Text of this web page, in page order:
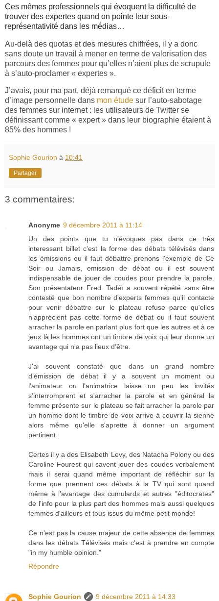
Ces mêmes professionnels qui évoquent la difficulté de
trouver des expertes quand on pointe leur sous-
représentativité dans les médias…
Au-delà des quotas et des mesures chiffrées, il y a donc
sans doute un travail à mener en terme de valorisation des
parcours des femmes pour qu’elles n’aient plus de scrupule
à s’auto-proclamer « expertes ».
J’avais, pour ma part, déjà remarqué ce déficit en terme
d’image personnelle dans mon étude sur l’auto-sabotage
des femmes sur internet : les utilisateurs de Twitter se
définissant comme « expert » dans leur biographie étaient à
85% des hommes !
Sophie Gourion à 10:41
Partager
3 commentaires:
Anonyme 9 décembre 2011 à 11:14
Un des points que tu n'évoques pas dans ce très
interessant billet c'est la forme des débats télévisés dans
les émissions ou il faut débattre prenons l'exemple de Ce
Soir ou Jamais, emission de débat ou il est souvent
indispensable de jouer de coudes pour prendre la parole.
Son présentateur Fred. Tadéï a souvent répété sans être
contesté que bon nombre d'experts femmes qu'il contacte
pour venir débattre sur le plateau refuse parce qu'elles
n’apprécient pas cette forme de débat ou il faut souvent
arracher la parole en parlant plus fort que les autres et à ce
jeux là les hommes ont un timbre de voix qui leur donne un
avantage qui n'a pas lieux d’être.
J'ai souvent constaté que dans un grand nombre
d’émission de débat il y a souvent un moment ou
l'animateur ou l'animatrice laisse un peu les invités
s'interromprent et s'arracher la parole et en général la
femme présente sur le plateau se fait arracher la parole par
un homme dont le timbre de voix arrive à couvrir la sienne
alors même qu'elle s'aprette à donner un argument
pertinent.
Certes il y a des Elisabeth Levy, des Natacha Polony ou des
Caroline Fourest qui savent jouer des coudes verbalement
mais il serai quand même important de réfléchir sur la
forme que prennent ces débats à la TV qui sont quand
même à l'avantage des cumulards et autres "éditocrates"
de l'info pour la plus part des hommes mais aussi quelques
femmes d'ailleurs et tous issus du même petit monde!
Ce n'est pas la cause majeur de cette absence de femmes
dans les débats Télévisés mais c'est à prendre en compte
"in my humble opinion."
Répondre
Sophie Gourion
9 décembre 2011 à 14:33